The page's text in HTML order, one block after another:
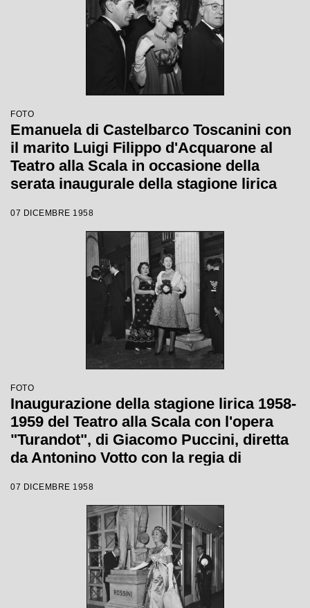
FOTO
Emanuela di Castelbarco Toscanini con
il marito Luigi Filippo d'Acquarone al
Teatro alla Scala in occasione della
serata inaugurale della stagione lirica
Giacomo Puccini, diretta da Antonino
Votto con la regia di Margherita
07 DICEMBRE 1958
FOTO
Inaugurazione della stagione lirica 1958-
1959 del Teatro alla Scala con l'opera
"Turandot", di Giacomo Puccini, diretta
da Antonino Votto con la regia di
07 DICEMBRE 1958